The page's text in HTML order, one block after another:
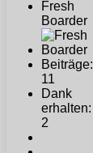
Fresh
Boarder
Beiträge:
11
Dank
erhalten:
2